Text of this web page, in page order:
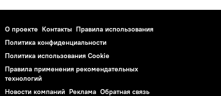
О проекте Контакты Правила использования
Политика конфиденциальности
Политика использования Cookie
Правила применения рекомендательных
технологий
Новости компаний Реклама Обратная связь